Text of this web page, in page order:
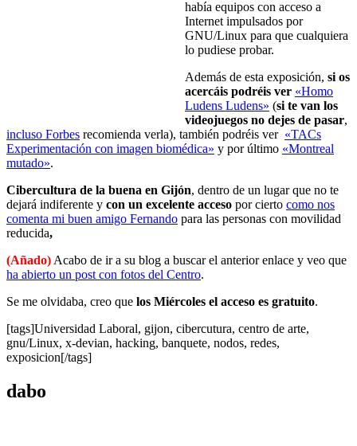
había equipos con acceso a
Internet impulsados por
GNU/Linux para que cualquiera
lo pudiese probar.
Además de esta exposición, si os
acercáis podréis ver «Homo
Ludens Ludens» (si te van los
videojuegos no dejes de pasar,
incluso Forbes recomienda verla), también podréis ver «TACs
Experimentación con imagen biomédica» y por último «Montreal
mutado».
Cibercultura de la buena en Gijón, dentro de un lugar que no te
dejará indiferente y con un excelente acceso por cierto como nos
comenta mi buen amigo Fernando para las personas con movilidad
reducida,
(Añado) Acabo de ir a su blog a buscar el anterior enlace y veo que
ha abierto un post con fotos del Centro.
Se me olvidaba, creo que los Miércoles el acceso es gratuito.
[tags]Universidad Laboral, gijon, cibercutura, centro de arte,
gnu/Linux, x-devian, hacking, banquete, nodos, redes,
exposicion[/tags]
dabo